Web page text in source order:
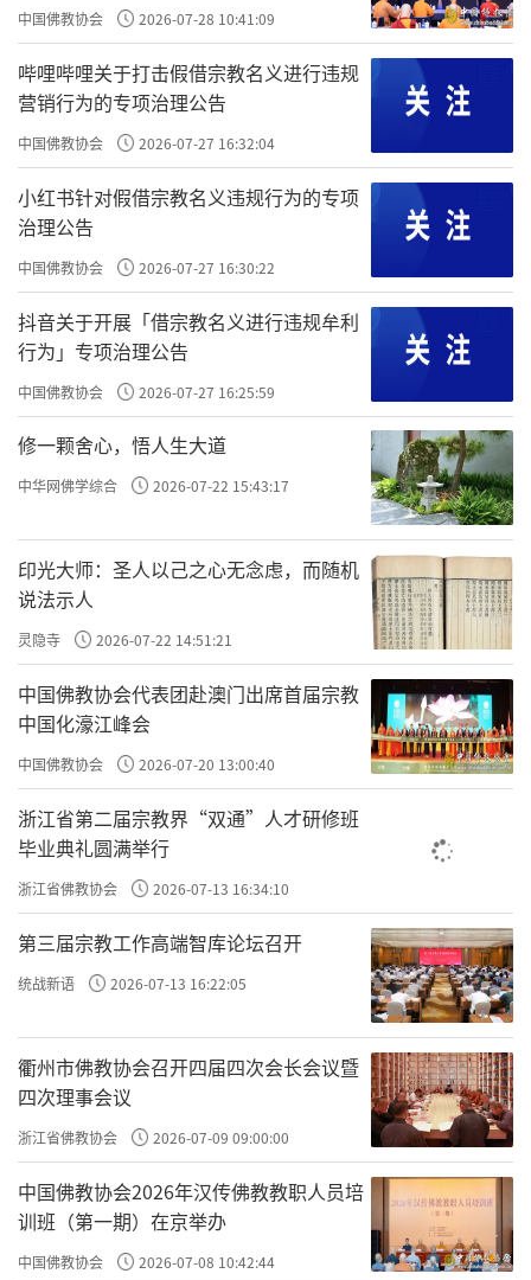
中国佛教协会 2026-07-28 10:41:09
哔哩哔哩关于打击假借宗教名义进行违规
营销行为的专项治理公告
中国佛教协会 2026-07-27 16:32:04
小红书针对假借宗教名义违规行为的专项
治理公告
中国佛教协会 2026-07-27 16:30:22
抖音关于开展「借宗教名义进行违规牟利
行为」专项治理公告
中国佛教协会 2026-07-27 16:25:59
修一颗舍心，悟人生大道
中华网佛学综合 2026-07-22 15:43:17
印光大师：圣人以己之心无念虑，而随机
说法示人
灵隐寺 2026-07-22 14:51:21
中国佛教协会代表团赴澳门出席首届宗教
中国化濠江峰会
中国佛教协会 2026-07-20 13:00:40
浙江省第二届宗教界“双通”人才研修班
毕业典礼圆满举行
浙江省佛教协会 2026-07-13 16:34:10
第三届宗教工作高端智库论坛召开
统战新语 2026-07-13 16:22:05
衢州市佛教协会召开四届四次会长会议暨
四次理事会议
浙江省佛教协会 2026-07-09 09:00:00
中国佛教协会2026年汉传佛教教职人员培
训班（第一期）在京举办
中国佛教协会 2026-07-08 10:42:44